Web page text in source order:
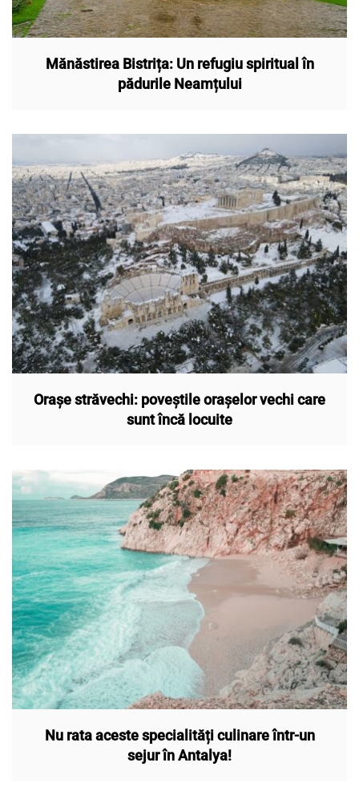
Mănăstirea Bistrița: Un refugiu spiritual în
pădurile Neamțului
Orașe străvechi: poveștile orașelor vechi care
sunt încă locuite
Nu rata aceste specialități culinare într-un
sejur în Antalya!